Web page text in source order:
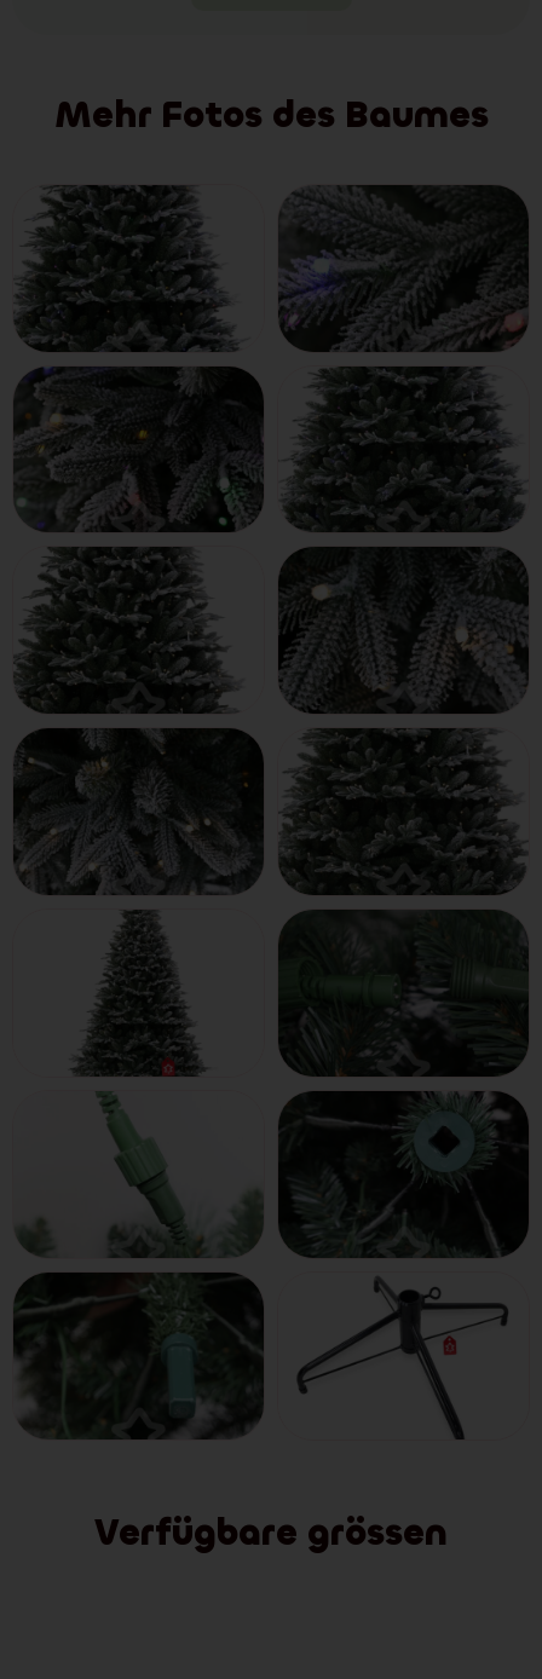
Mehr Fotos des Baumes
Verfügbare grössen